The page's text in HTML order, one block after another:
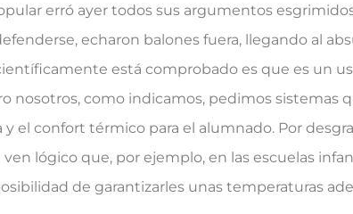
erró ayer todos sus argumentos
echaron balones fuera, llegando al
está comprobado es que es un
nosotros, como indicamos, pedimos sistemas
el confort térmico para el alumnado. Por
lógico que, por ejemplo, en las escuelas
de garantizarles unas temperaturas